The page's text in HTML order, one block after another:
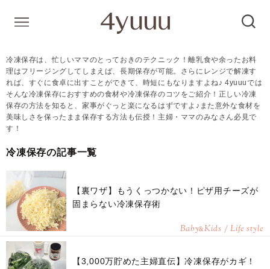
冷凍保存は、忙しいママのとっておきのテクニック！離乳食や余ったお料
理はフリージングしてしまえば、長期保存が可能。さらにレンジで解凍す
れば、すぐに食卓に出すことができて、時短にもなりますよね♪ 4yuuuでは
そんな冷凍保存におすすめの食材や冷凍保存のコツをご紹介！正しい冷凍
保存の方法を知ると、家事がぐっと楽になるはずですよ♪また意外な食材を
美味しさを保ったまま保存する方法も伝授！主婦・ママのみなさん必見で
す！
冷凍保存の記事一覧
【裏ワザ】もうくっつかない！ピザ用チーズが
固まらない冷凍保存術
Baby&Kids / Life style
【3,000万貯めた主婦直伝】冷凍保存がカギ！